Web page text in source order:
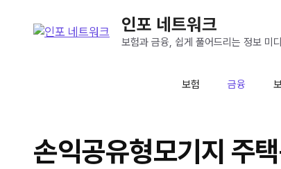
인포 네트워크
보험과 금융, 쉽게 풀어드리는 정보 미
보험 금융
손익공유형모기지 주